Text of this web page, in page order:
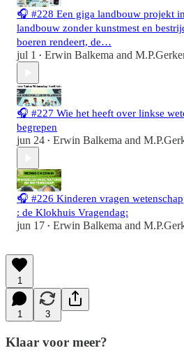
🎧 #228 Een giga landbouw projekt
landbouw zonder kunstmest en
boeren rendeert, de…
jul 1 • Erwin Balkema and
🎧 #227 Wie het heeft over linkse
begrepen
jun 24 • Erwin Balkema and
🎧 #226 Kinderen vragen
: de Klokhuis Vragendag:
jun 17 • Erwin Balkema and
1
1 3
Klaar voor meer?